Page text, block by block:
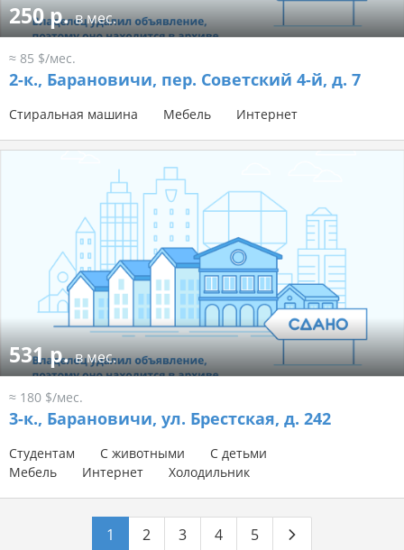
250 р.в мес.
≈ 85 $/мес.
2-к., Барановичи, пер. Советский 4-й, д. 7
Стиральная машина Мебель Интернет
531 р.в мес.
≈ 180 $/мес.
3-к., Барановичи, ул. Брестская, д. 242
Студентам С животными
С детьми
Мебель
Интернет Холодильник
1 2 3 4 5